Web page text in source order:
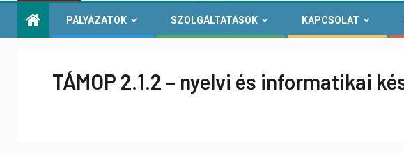
PÁLYÁZATOK SZOLGÁLTATÁSOK KAPCSOLAT
TÁMOP 2.1.2 – nyelvi és informatikai